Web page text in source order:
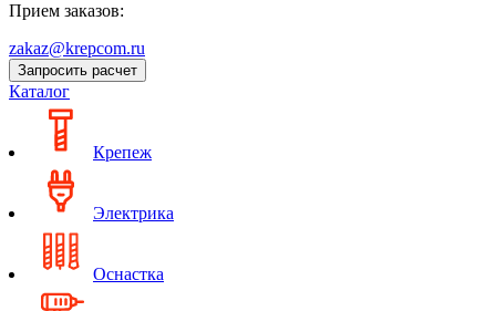
Прием заказов:
zakaz@krepcom.ru
Запросить расчет
Каталог
Крепеж
Электрика
Оснастка